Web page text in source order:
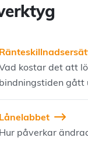
kostar det att
bindningstiden gått
Lånelabbet
Hur påverkar